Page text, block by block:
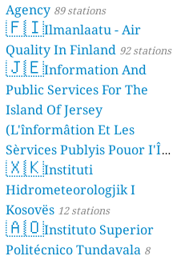
Agency 89 stations
🇫🇮Ilmanlaatu - Air
Quality In Finland 92 stations
🇯🇪Information And
Public Services For The
Island Of Jersey
(L'înformâtion Et Les
Sèrvices Publyis Pouor I'Île
Dé Jèrri) 2 stations
🇽🇰Instituti
Hidrometeorologjik I
Kosovës 12 stations
🇦🇴Instituto Superior
Politécnico Tundavala 8